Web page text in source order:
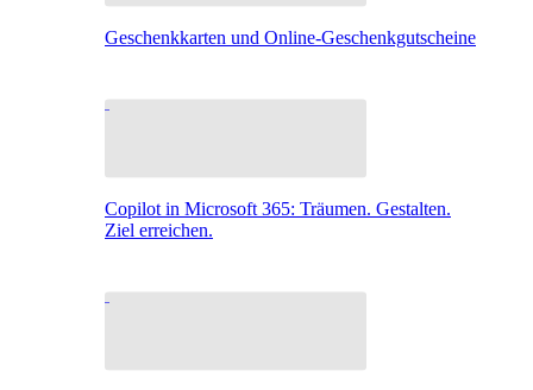
Geschenkkarten und Online-Geschenkgutscheine
Copilot in Microsoft 365: Träumen. Gestalten.
Ziel erreichen.